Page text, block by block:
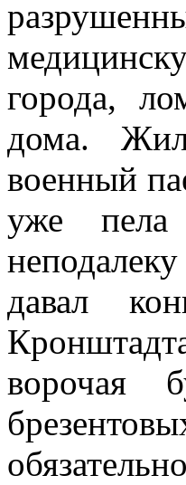
города,
дома.
военный
уже пела
давал
ворочая